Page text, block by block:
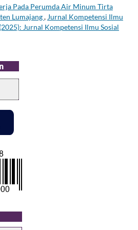
Pada Perumda Air Minum Tirta
Lumajang, Jurnal Kompetensi Ilmu
Jurnal Kompetensi Ilmu Sosial